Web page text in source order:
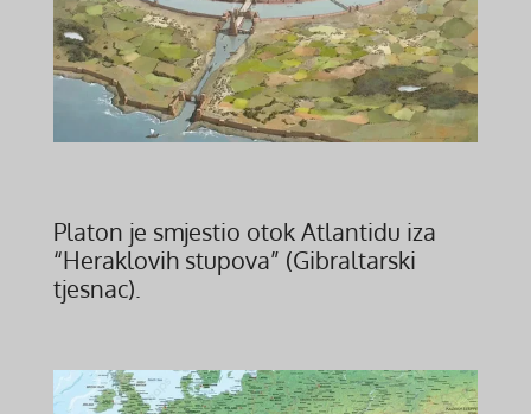
Platon je smjestio otok Atlantidu iza
“Heraklovih stupova” (Gibraltarski
tjesnac).